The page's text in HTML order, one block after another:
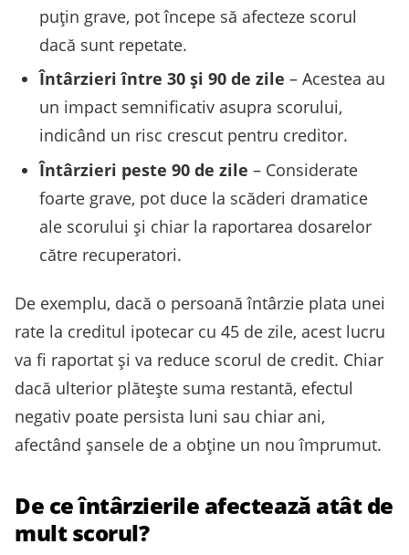
puțin grave, pot începe să afecteze scorul
dacă sunt repetate.
Întârzieri între 30 și 90 de zile – Acestea au
un impact semnificativ asupra scorului,
indicând un risc crescut pentru creditor.
Întârzieri peste 90 de zile – Considerate
foarte grave, pot duce la scăderi dramatice
ale scorului și chiar la raportarea dosarelor
către recuperatori.
De exemplu, dacă o persoană întârzie plata unei
rate la creditul ipotecar cu 45 de zile, acest lucru
va fi raportat și va reduce scorul de credit. Chiar
dacă ulterior plătește suma restantă, efectul
negativ poate persista luni sau chiar ani,
afectând șansele de a obține un nou împrumut.
De ce întârzierile afectează atât de
mult scorul?